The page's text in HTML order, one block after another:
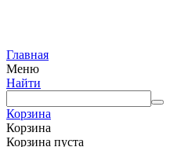
Главная
Меню
Найти
Корзина
Корзина
Корзина пуста